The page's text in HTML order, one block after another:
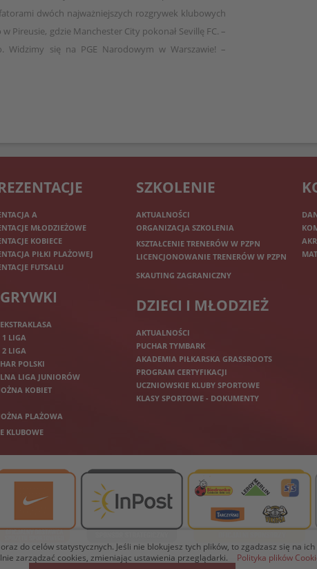
dwóch najważniejszych rozgrywek klubowych
Pireusie, gdzie Manchester City pokonał Sevillę FC. –
Widzimy się na PGE Narodowym w Warszawie! –
A
MŁODZIEŻOWE
KOBIECE
PIŁKI PLAŻOWEJ
FUTSALU
1 LIGA
2 LIGA
POLSKI
LIGA JUNIORÓW
KOBIET
PLAŻOWA
KLUBOWE
SZKOLENIE
AKTUALNOŚCI
ORGANIZACJA SZKOLENIA
KSZTAŁCENIE TRENERÓW W PZPN
LICENCJONOWANIE TRENERÓW W PZPN
SKAUTING ZAGRANICZNY
DZIECI I MŁODZIEŻ
AKTUALNOŚCI
PUCHAR TYMBARK
AKADEMIA PIŁKARSKA GRASSROOTS
PROGRAM CERTYFIKACJI
UCZNIOWSKIE KLUBY SPORTOWE
KLASY SPORTOWE - DOKUMENTY
do celów statystycznych. Jeśli nie blokujesz tych plików, to zgadzasz się na
zarządzać cookies, zmieniając ustawienia przeglądarki.
Polityka plików